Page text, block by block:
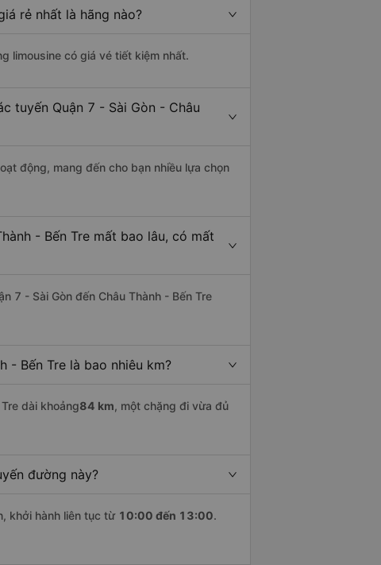
rẻ nhất là hãng nào?
limousine có giá vé tiết kiệm nhất.
tuyến Quận 7 - Sài Gòn - Châu
động, mang đến cho bạn nhiều lựa chọn
- Bến Tre mất bao lâu, có mất
7 - Sài Gòn đến Châu Thành - Bến Tre
- Bến Tre là bao nhiêu km?
dài khoảng84 km, một chặng đi vừa đủ
đường này?
khởi hành liên tục từ 10:00 đến 13:00.